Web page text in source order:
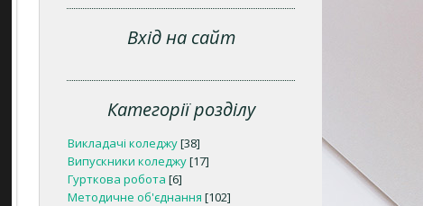
Вхід на сайт
Категорії розділу
Викладачі коледжу[38]
Випускники коледжу[17]
Гурткова робота [6]
Методичне об'єднання [102]